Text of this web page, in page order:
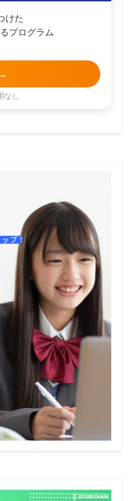
けた
プログラム
なし